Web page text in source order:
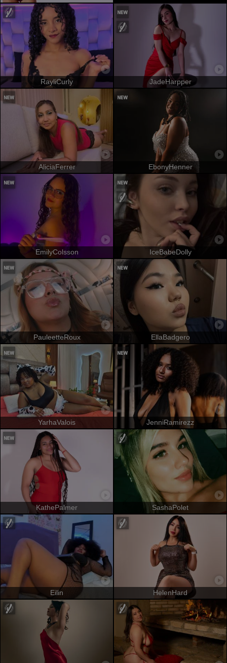
RayliCurly JadeHarpper
AliciaFerrer EbonyHenner
EmilyColsson IceBabeDolly
PauleetteRoux EllaBadgero
YarhaValois JenniRamirezz
KathePalmer SashaPolet
Eilin HelenHard